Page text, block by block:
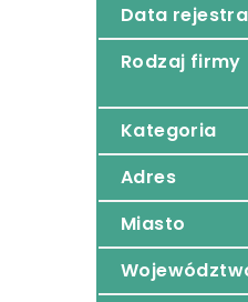
Data
Rodzaj firmy
Kategoria
Adres
Miasto